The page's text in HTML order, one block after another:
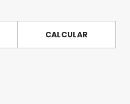
CALCULAR